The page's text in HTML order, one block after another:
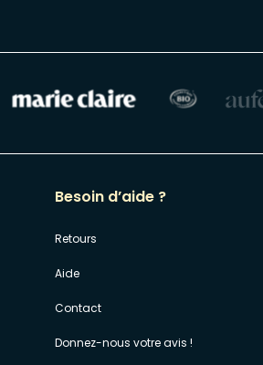
Besoin d’aide ?
Retours
Aide
Contact
Donnez-nous votre avis !